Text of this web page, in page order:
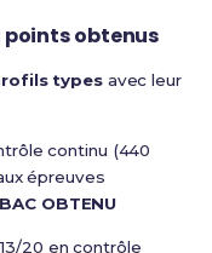
points obtenus
typesavec leur
continu (440
épreuves
OBTENU
20 en contrôle